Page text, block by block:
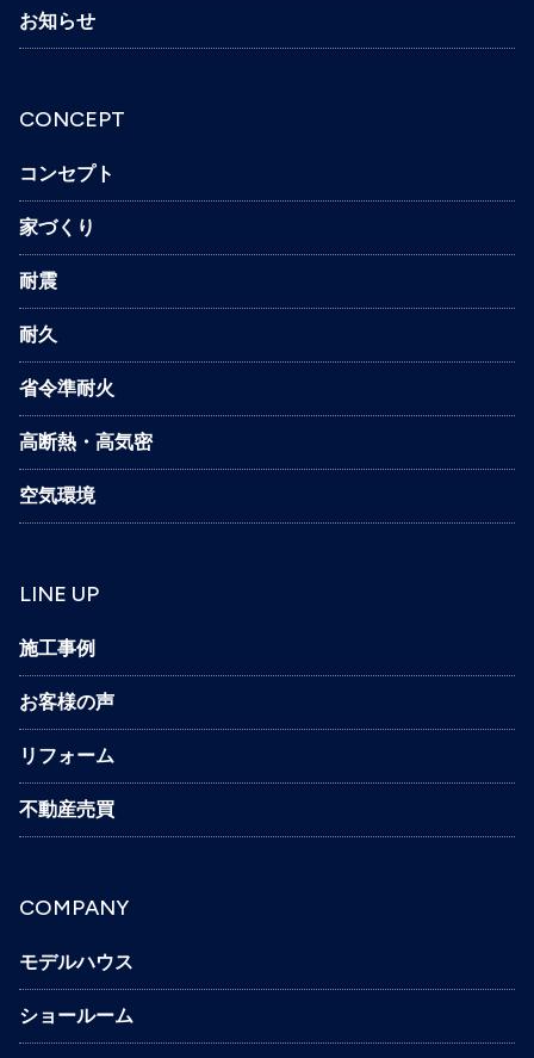
お知らせ
CONCEPT
コンセプト
家づくり
耐震
耐久
省令準耐火
高断熱・高気密
空気環境
LINE UP
施工事例
お客様の声
リフォーム
不動産売買
COMPANY
モデルハウス
ショールーム